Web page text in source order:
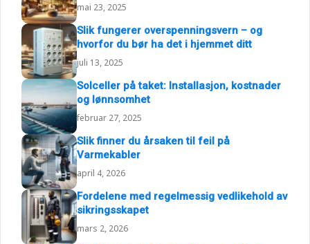
mai 23, 2025
Slik fungerer overspenningsvern – og
hvorfor du bør ha det i hjemmet ditt
juli 13, 2025
Solceller på taket: Installasjon, kostnader
og lønnsomhet
februar 27, 2025
Slik finner du årsaken til feil på
Varmekabler
april 4, 2026
Fordelene med regelmessig vedlikehold av
sikringsskapet
mars 2, 2026